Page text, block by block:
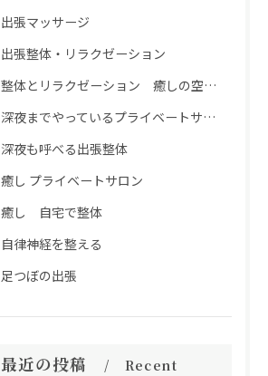
出張マッサージ
出張整体・リラクゼーション
整体とリラクゼーション 癒しの空間 深夜26時までのReflex小笹店
深夜までやっているプライベートサロン
深夜も呼べる出張整体
癒し プライベートサロン
癒し 自宅で整体
自律神経を整える
足つぼの出張
最近の投稿
Recent